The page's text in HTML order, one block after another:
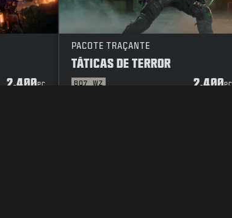
2.400PC
PACOTE TRAÇANTE
TÁTICAS DE TERROR
BO7 WZ 2.400PC